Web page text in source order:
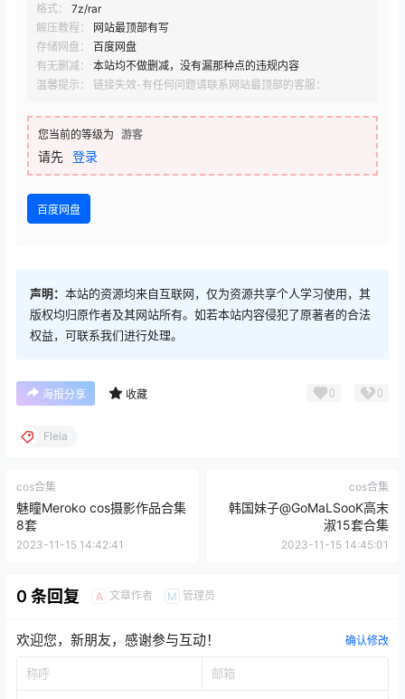
格式：
7z/rar
解压教程：
网站最顶部有写
存储网盘：
百度网盘
有无删减：
本站均不做删减，没有漏那种点的违规内容
温馨提示： 链接失效-有任何问题请联系网站最顶部的客服：
您当前的等级为 游客
请先 登录
百度网盘
声明： 本站的资源均来自互联网，仅为资源共享个人学习使用，其
版权均归原作者及其网站所有。如若本站内容侵犯了原著者的合法
权益，可联系我们进行处理。
海报分享 收藏 0 0
Fleia
cos合集
魅瞳Meroko cos摄影作品合集
8套
2023-11-15 14:42:41
cos合集
韩国妹子@GoMaLSooK高末
淑15套合集
2023-11-15 14:45:01
0 条回复 A 文章作者 M 管理员
欢迎您，新朋友，感谢参与互动！ 确认修改